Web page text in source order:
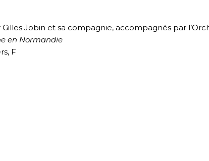
Jobin et sa compagnie, accompagnés par
en Normandie
F